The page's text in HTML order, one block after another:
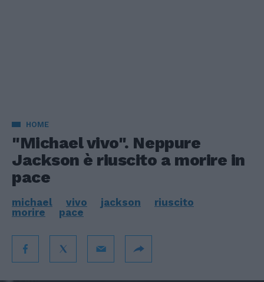
HOME
"Michael vivo". Neppure
Jackson è riuscito a morire in
pace
michael vivo jackson
riuscito
morire
pace